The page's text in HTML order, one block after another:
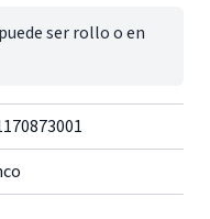
ser rollo o en